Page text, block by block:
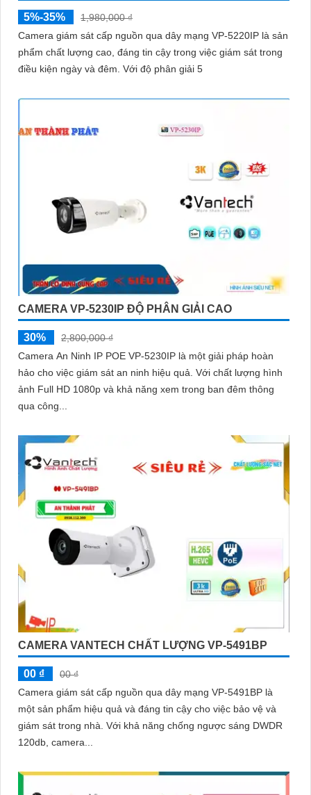
5%-35%
1,980,000 ₫
Camera giám sát cấp nguồn qua dây mạng VP-5220IP là sản
phẩm chất lượng cao, đáng tin cậy trong việc giám sát trong
điều kiện ngày và đêm. Với độ phân giải 5
CAMERA VP-5230IP ĐỘ PHÂN GIẢI CAO
30%
2,800,000 ₫
Camera An Ninh IP POE VP-5230IP là một giải pháp hoàn
hảo cho việc giám sát an ninh hiệu quả. Với chất lượng hình
ảnh Full HD 1080p và khả năng xem trong ban đêm thông
qua công...
CAMERA VANTECH CHẤT LƯỢNG VP-5491BP
00 ₫
00 ₫
Camera giám sát cấp nguồn qua dây mạng VP-5491BP là
một sản phẩm hiệu quả và đáng tin cậy cho việc bảo vệ và
giám sát trong nhà. Với khả năng chống ngược sáng DWDR
120db, camera...